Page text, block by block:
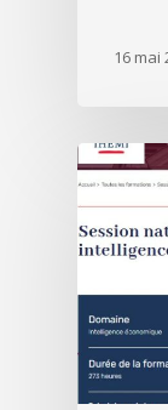
16 mai